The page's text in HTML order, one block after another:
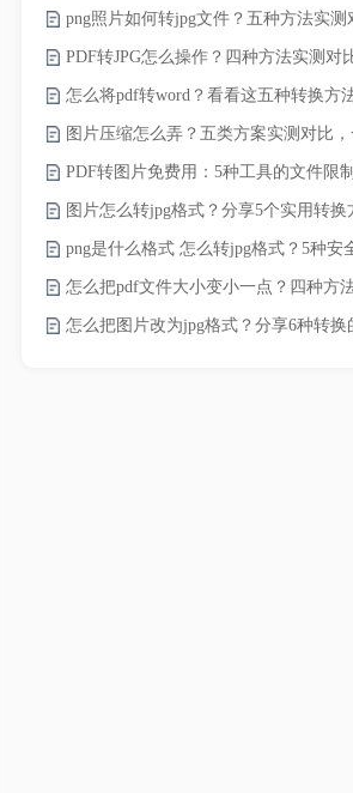
怎么将pdf转word？看看这五种转换方
图片怎么转jpg格式？分享5个实用转换
怎么把图片改为jpg格式？分享6种转换